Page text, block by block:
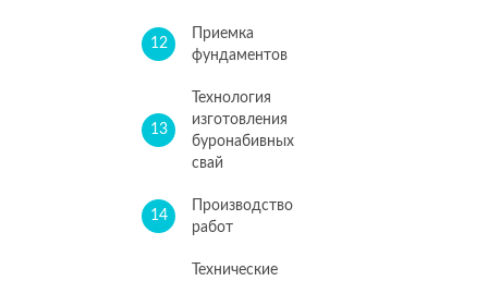
12
Приемка
фундаментов
13
Технология
изготовления
буронабивных
свай
14
Производство
работ
Технические